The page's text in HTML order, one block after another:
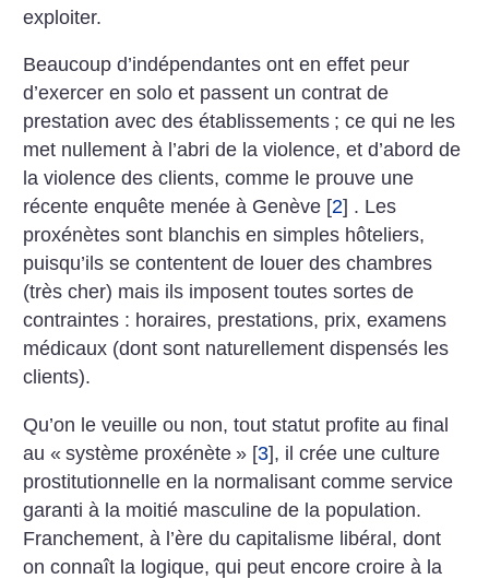
exploiter.
Beaucoup d’indépendantes ont en effet peur
d’exercer en solo et passent un contrat de
prestation avec des établissements ; ce qui ne les
met nullement à l’abri de la violence, et d’abord de
la violence des clients, comme le prouve une
récente enquête menée à Genève [2] . Les
proxénètes sont blanchis en simples hôteliers,
puisqu’ils se contentent de louer des chambres
(très cher) mais ils imposent toutes sortes de
contraintes : horaires, prestations, prix, examens
médicaux (dont sont naturellement dispensés les
clients).
Qu’on le veuille ou non, tout statut profite au final
au « système proxénète » [3], il crée une culture
prostitutionnelle en la normalisant comme service
garanti à la moitié masculine de la population.
Franchement, à l’ère du capitalisme libéral, dont
on connaît la logique, qui peut encore croire à la